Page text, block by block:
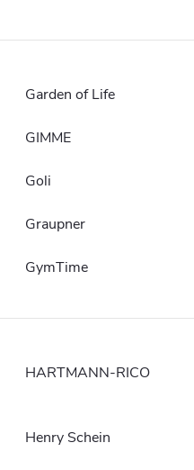
Garden of Life
GIMME
Goli
Graupner
GymTime
HARTMANN-RICO
Henry Schein